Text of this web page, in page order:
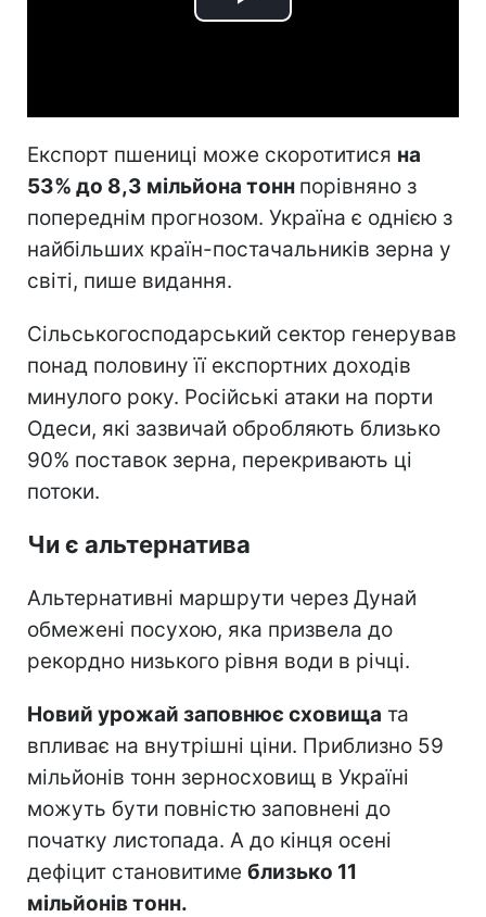
Play
Експорт пшениці може скоротитися на
53% до 8,3 мільйона тонн порівняно з
попереднім прогнозом. Україна є однією з
найбільших країн-постачальників зерна у
світі, пише видання.
Сільськогосподарський сектор генерував
понад половину її експортних доходів
минулого року. Російські атаки на порти
Одеси, які зазвичай обробляють близько
90% поставок зерна, перекривають ці
потоки.
Чи є альтернатива
Альтернативні маршрути через Дунай
обмежені посухою, яка призвела до
рекордно низького рівня води в річці.
Новий урожай заповнює сховища та
впливає на внутрішні ціни. Приблизно 59
мільйонів тонн зерносховищ в Україні
можуть бути повністю заповнені до
початку листопада. А до кінця осені
дефіцит становитиме близько 11
мільйонів тонн.